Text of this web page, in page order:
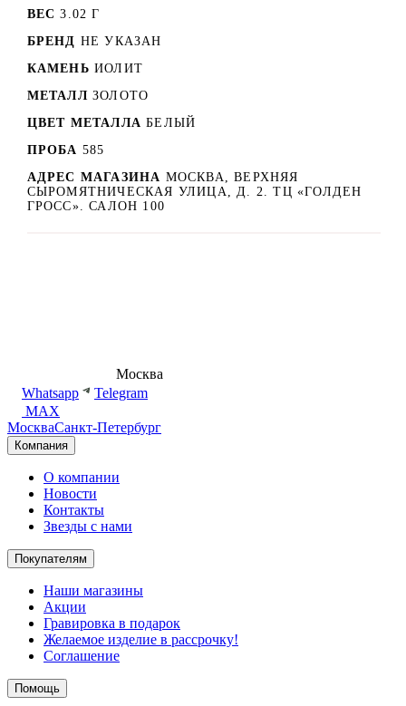
ВЕС 3.02 Г
БРЕНД НЕ УКАЗАН
КАМЕНЬ ИОЛИТ
МЕТАЛЛ ЗОЛОТО
ЦВЕТ МЕТАЛЛА БЕЛЫЙ
ПРОБА 585
АДРЕС МАГАЗИНА МОСКВА, ВЕРХНЯЯ
СЫРОМЯТНИЧЕСКАЯ УЛИЦА, Д. 2. ТЦ «ГОЛДЕН
ГРОСС». САЛОН 100
Москва
Whatsapp
Telegram
MAX
МоскваСанкт-Петербург
Компания
О компании
Новости
Контакты
Звезды с нами
Покупателям
Наши магазины
Акции
Гравировка в подарок
Желаемое изделие в рассрочку!
Соглашение
Помощь